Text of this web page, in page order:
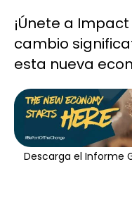
¡Únete a
cambio
esta nueva
Descarga el Informe